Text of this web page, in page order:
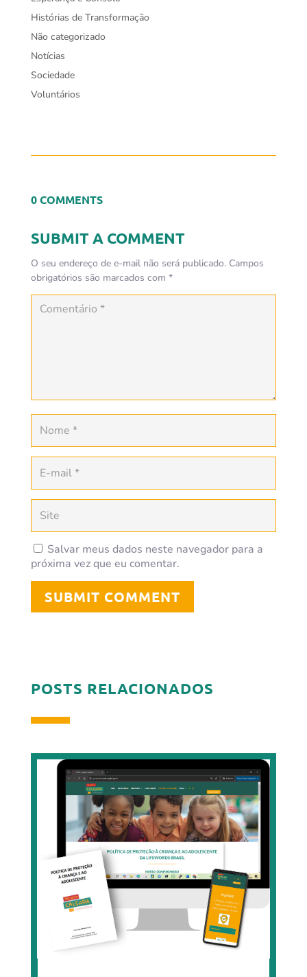
Histórias de Transformação
Não categorizado
Notícias
Sociedade
Voluntários
0 COMMENTS
SUBMIT A COMMENT
O seu endereço de e-mail não será publicado. Campos
obrigatórios são marcados com *
Salvar meus dados neste navegador para a
próxima vez que eu comentar.
SUBMIT COMMENT
POSTS RELACIONADOS